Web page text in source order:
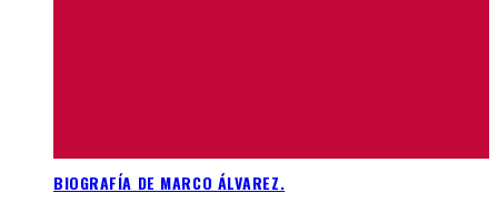
BIOGRAFÍA DE MARCO ÁLVAREZ.